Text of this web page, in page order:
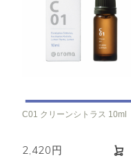
C01 クリーンシトラス 10ml
2,420円